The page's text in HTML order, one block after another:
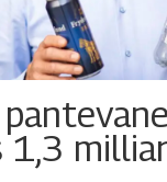
1,3